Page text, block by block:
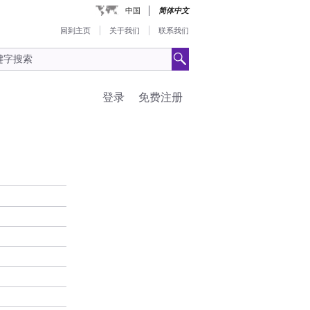
中国 简体中文
回到主页 关于我们 联系我们
免费注册
登录